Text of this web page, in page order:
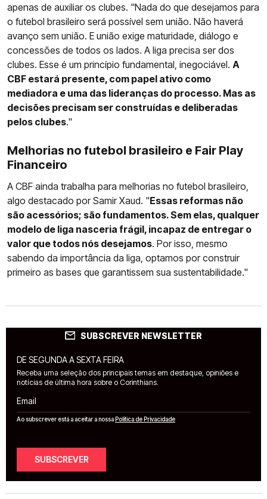
apenas de auxiliar os clubes. "Nada do que desejamos para
o futebol brasileiro será possível sem união. Não haverá
avanço sem união. E união exige maturidade, diálogo e
concessões de todos os lados. A liga precisa ser dos
clubes. Esse é um princípio fundamental, inegociável. A
CBF estará presente, com papel ativo como
mediadora e uma das lideranças do processo. Mas as
decisões precisam ser construídas e deliberadas
pelos clubes."
Melhorias no futebol brasileiro e Fair Play
Financeiro
A CBF ainda trabalha para melhorias no futebol brasileiro,
algo destacado por Samir Xaud. "Essas reformas não
são acessórios; são fundamentos. Sem elas, qualquer
modelo de liga nasceria frágil, incapaz de entregar o
valor que todos nós desejamos. Por isso, mesmo
sabendo da importância da liga, optamos por construir
primeiro as bases que garantissem sua sustentabilidade."
SUBSCREVER NEWSLETTER
DE SEGUNDA A SEXTA FEIRA
Receba uma seleção dos principais temas em destaque, opiniões e
notícias de última hora sobre o Corinthians.
Email
Ao subscrever está a aceitar a nossaPolítica de Privacidade
SUBSCREVER